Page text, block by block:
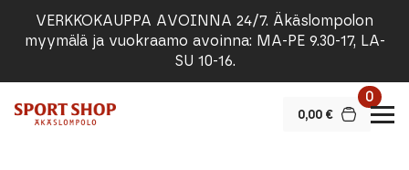
VERKKOKAUPPA AVOINNA 24/7. Äkäslompolon
myymälä ja vuokraamo avoinna: MA-PE 9.30-17, LA-
SU 10-16.
0,00 €
0